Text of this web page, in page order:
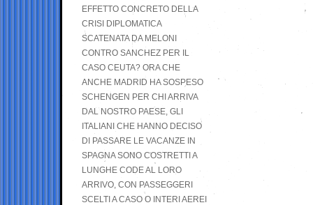
EFFETTO CONCRETO DELLA
CRISI DIPLOMATICA
SCATENATA DA MELONI
CONTRO SANCHEZ PER IL
CASO CEUTA? ORA CHE
ANCHE MADRID HA SOSPESO
SCHENGEN PER CHI ARRIVA
DAL NOSTRO PAESE, GLI
ITALIANI CHE HANNO DECISO
DI PASSARE LE VACANZE IN
SPAGNA SONO COSTRETTI A
LUNGHE CODE AL LORO
ARRIVO, CON PASSEGGERI
SCELTI A CASO O INTERI AEREI